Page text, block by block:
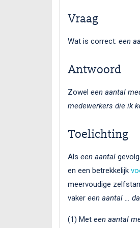
Vraag
Wat is correct: een
Antwoord
Zowel een aantal
medewerkers die ik
Toelichting
Als een aantal
en een betrekkelijk
meervoudige
vaker een aantal …
(1) Met een aantal